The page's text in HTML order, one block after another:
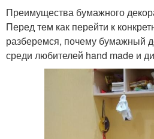
Преимущества бумажного
Перед тем как перейти к
разберемся, почему бумажный
среди любителей hand made и